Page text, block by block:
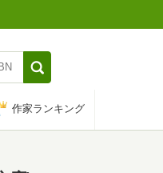
作家ランキング